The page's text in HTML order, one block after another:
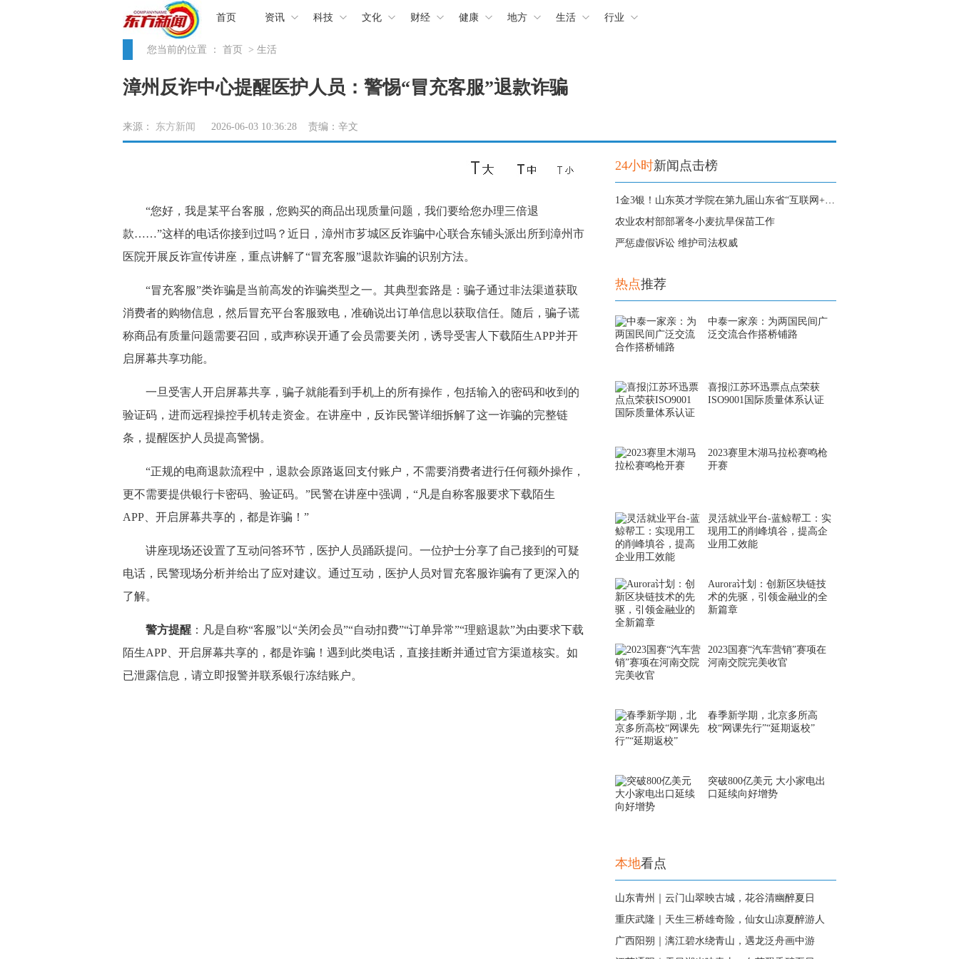
首页 资讯 科技 文化 财经 健康 地方 生活 行业
您当前的位置 ： 首页 > 生活
漳州反诈中心提醒医护人员：警惕“冒充客服”退款诈骗
来源： 东方新闻 2026-06-03 10:36:28 责编：辛文
“您好，我是某平台客服，您购买的商品出现质量问题，我们要给您办理三倍退
款……”这样的电话你接到过吗？近日，漳州市芗城区反诈骗中心联合东铺头派出所到漳州市
医院开展反诈宣传讲座，重点讲解了“冒充客服”退款诈骗的识别方法。
“冒充客服”类诈骗是当前高发的诈骗类型之一。其典型套路是：骗子通过非法渠道获取
消费者的购物信息，然后冒充平台客服致电，准确说出订单信息以获取信任。随后，骗子谎
称商品有质量问题需要召回，或声称误开通了会员需要关闭，诱导受害人下载陌生APP并开
启屏幕共享功能。
一旦受害人开启屏幕共享，骗子就能看到手机上的所有操作，包括输入的密码和收到的
验证码，进而远程操控手机转走资金。在讲座中，反诈民警详细拆解了这一诈骗的完整链
条，提醒医护人员提高警惕。
“正规的电商退款流程中，退款会原路返回支付账户，不需要消费者进行任何额外操作，
更不需要提供银行卡密码、验证码。”民警在讲座中强调，“凡是自称客服要求下载陌生
APP、开启屏幕共享的，都是诈骗！”
讲座现场还设置了互动问答环节，医护人员踊跃提问。一位护士分享了自己接到的可疑
电话，民警现场分析并给出了应对建议。通过互动，医护人员对冒充客服诈骗有了更深入的
了解。
警方提醒 ：凡是自称“客服”以“关闭会员”“自动扣费”“订单异常”“理赔退款”为由要求下载
陌生APP、开启屏幕共享的，都是诈骗！遇到此类电话，直接挂断并通过官方渠道核实。如
已泄露信息，请立即报警并联系银行冻结账户。
24小时新闻点击榜
1金3银！山东英才学院在第九届山东省“互联网+”大学生创新创业大赛中获得
农业农村部部署冬小麦抗旱保苗工作
严惩虚假诉讼 维护司法权威
热点推荐
中泰一家亲：为两国民间广
泛交流合作搭桥铺路
喜报|江苏环迅票点点荣获
ISO9001国际质量体系认证
2023赛里木湖马拉松赛鸣枪
开赛
灵活就业平台-蓝鲸帮工：实
现用工的削峰填谷，提高企
业用工效能
Aurora计划：创新区块链技
术的先驱，引领金融业的全
新篇章
2023国赛“汽车营销”赛项在
河南交院完美收官
春季新学期，北京多所高
校“网课先行”“延期返校”
突破800亿美元 大小家电出
口延续向好增势
本地看点
山东青州｜云门山翠映古城，花谷清幽醉夏日
重庆武隆｜天生三桥雄奇险，仙女山凉夏醉游人
广西阳朔｜漓江碧水绕青山，遇龙泛舟画中游